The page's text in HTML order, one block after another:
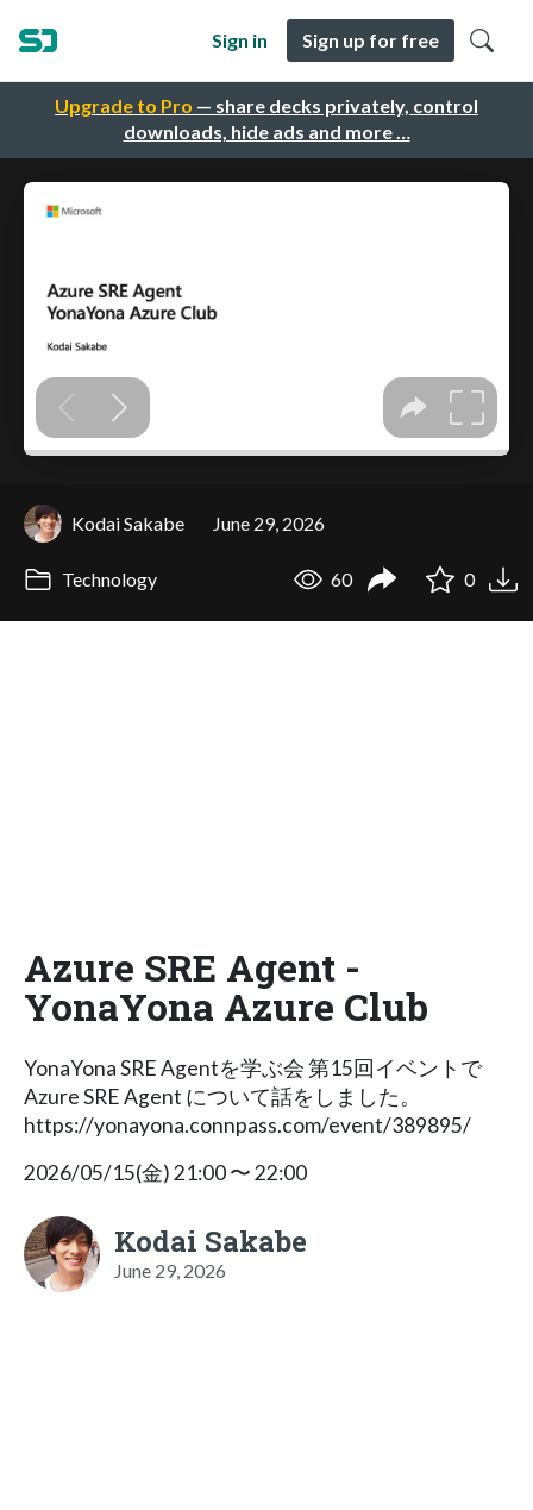
Upgrade to Pro — share decks privately, control
downloads, hide ads and more …
Sign in Sign up for free
Kodai Sakabe June 29, 2026
Technology 60 0
Azure SRE Agent -
YonaYona Azure Club
YonaYona SRE Agentを学ぶ会 第15回イベントで
Azure SRE Agent について話をしました。
https://yonayona.connpass.com/event/389895/
2026/05/15(金) 21:00 〜 22:00
Kodai Sakabe
June 29, 2026